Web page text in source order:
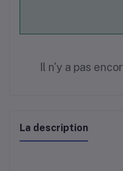
Il n'y a pas
La description